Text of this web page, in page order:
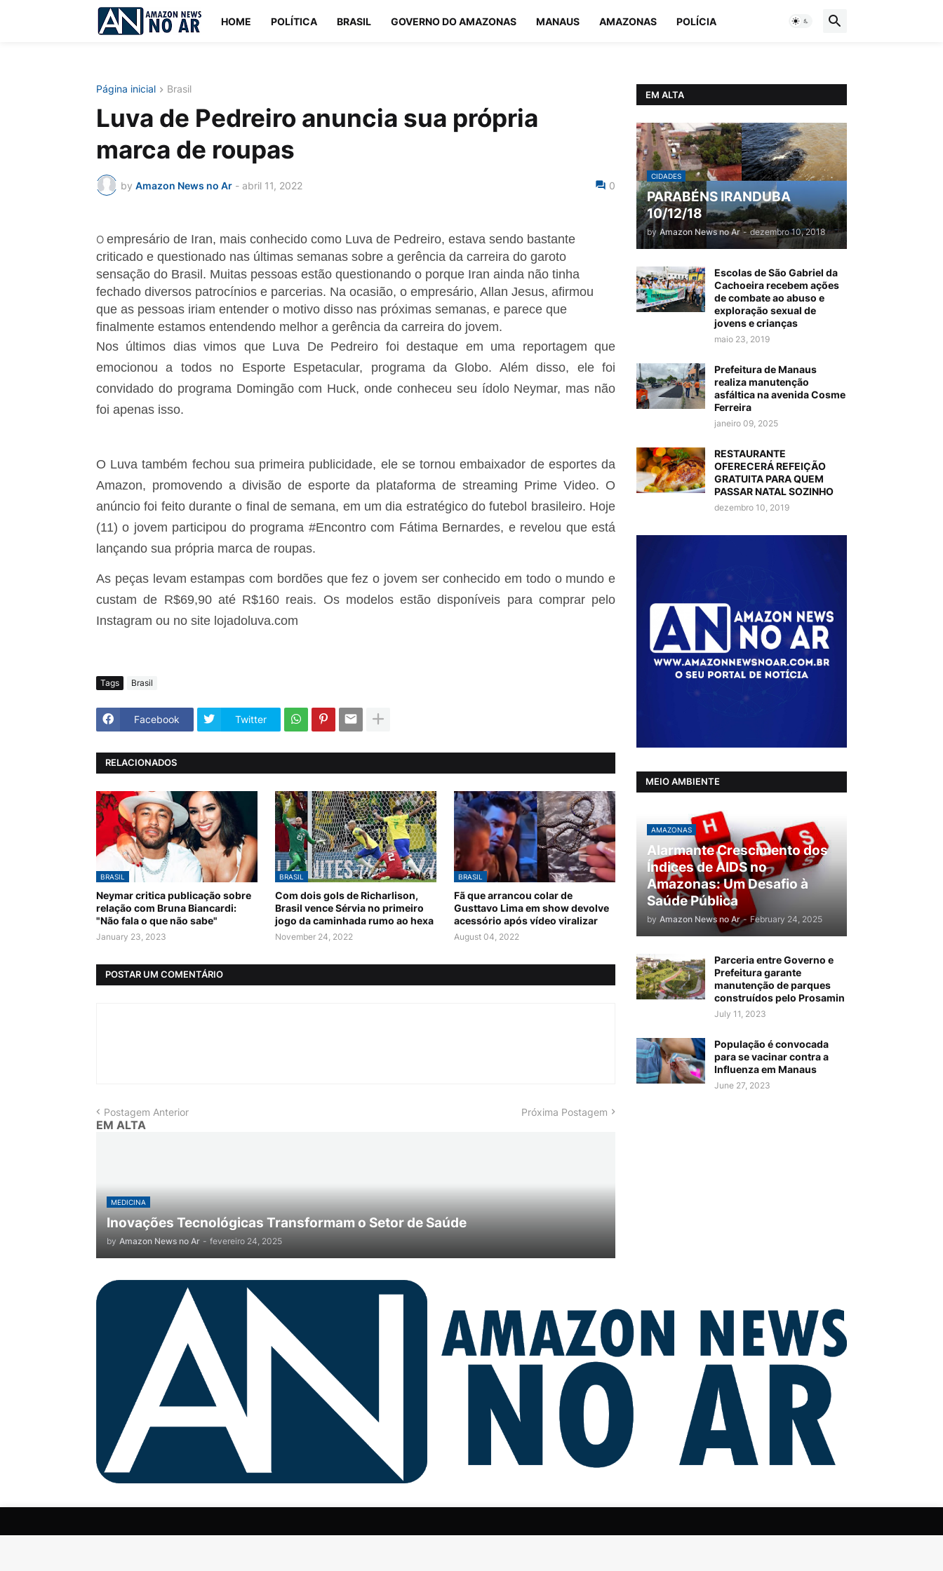
HOME POLÍTICA BRASIL GOVERNO DO AMAZONAS MANAUS AMAZONAS POLÍCIA
Página inicial Brasil
Luva de Pedreiro anuncia sua própria
marca de roupas
by Amazon News no Ar - abril 11, 2022 0
O empresário de Iran, mais conhecido como Luva de Pedreiro, estava sendo bastante
criticado e questionado nas últimas semanas sobre a gerência da carreira do garoto
sensação do Brasil. Muitas pessoas estão questionando o porque Iran ainda não tinha
fechado diversos patrocínios e parcerias. Na ocasião, o empresário, Allan Jesus, afirmou
que as pessoas iriam entender o motivo disso nas próximas semanas, e parece que
finalmente estamos entendendo melhor a gerência da carreira do jovem.
Nos últimos dias vimos que Luva De Pedreiro foi destaque em uma reportagem que
emocionou a todos no Esporte Espetacular, programa da Globo. Além disso, ele foi
convidado do programa Domingão com Huck, onde conheceu seu ídolo Neymar, mas não
foi apenas isso.
O Luva também fechou sua primeira publicidade, ele se tornou embaixador de esportes da
Amazon, promovendo a divisão de esporte da plataforma de streaming Prime Video. O
anúncio foi feito durante o final de semana, em um dia estratégico do futebol brasileiro. Hoje
(11) o jovem participou do programa #Encontro com Fátima Bernardes, e revelou que está
lançando sua própria marca de roupas.
As peças levam estampas com bordões que fez o jovem ser conhecido em todo o mundo e
custam de R$69,90 até R$160 reais. Os modelos estão disponíveis para comprar pelo
Instagram ou no site lojadoluva.com
Tags Brasil
Facebook Twitter
RELACIONADOS
BRASIL
Neymar critica publicação sobre
relação com Bruna Biancardi:
"Não fala o que não sabe"
January 23, 2023
BRASIL
Com dois gols de Richarlison,
Brasil vence Sérvia no primeiro
jogo da caminhada rumo ao hexa
November 24, 2022
BRASIL
Fã que arrancou colar de
Gusttavo Lima em show devolve
acessório após vídeo viralizar
August 04, 2022
POSTAR UM COMENTÁRIO
Postagem Anterior Próxima Postagem
EM ALTA
MEDICINA
Inovações Tecnológicas Transformam o Setor de Saúde
by Amazon News no Ar - fevereiro 24, 2025
EM ALTA
CIDADES
PARABÉNS IRANDUBA
10/12/18
by Amazon News no Ar - dezembro 10, 2018
Escolas de São Gabriel da
Cachoeira recebem ações
de combate ao abuso e
exploração sexual de
jovens e crianças
maio 23, 2019
Prefeitura de Manaus
realiza manutenção
asfáltica na avenida Cosme
Ferreira
janeiro 09, 2025
RESTAURANTE
OFERECERÁ REFEIÇÃO
GRATUITA PARA QUEM
PASSAR NATAL SOZINHO
dezembro 10, 2019
MEIO AMBIENTE
AMAZONAS
Alarmante Crescimento dos
Índices de AIDS no
Amazonas: Um Desafio à
Saúde Pública
by Amazon News no Ar - February 24, 2025
Parceria entre Governo e
Prefeitura garante
manutenção de parques
construídos pelo Prosamin
July 11, 2023
População é convocada
para se vacinar contra a
Influenza em Manaus
June 27, 2023